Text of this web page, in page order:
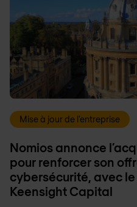
Mise à jour de l'entreprise
Nomios annonce
pour renforcer son
cybersécurité, avec
Keensight Capital